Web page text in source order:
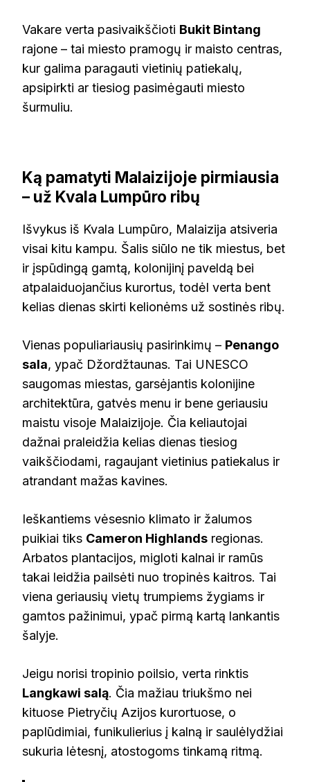
Vakare verta pasivaikščioti Bukit Bintang
rajone – tai miesto pramogų ir maisto centras,
kur galima paragauti vietinių patiekalų,
apsipirkti ar tiesiog pasimėgauti miesto
šurmuliu.
Ką pamatyti Malaizijoje pirmiausia
– už Kvala Lumpūro ribų
Išvykus iš Kvala Lumpūro, Malaizija atsiveria
visai kitu kampu. Šalis siūlo ne tik miestus, bet
ir įspūdingą gamtą, kolonijinį paveldą bei
atpalaiduojančius kurortus, todėl verta bent
kelias dienas skirti kelionėms už sostinės ribų.
Vienas populiariausių pasirinkimų – Penango
sala, ypač Džordžtaunas. Tai UNESCO
saugomas miestas, garsėjantis kolonijine
architektūra, gatvės menu ir bene geriausiu
maistu visoje Malaizijoje. Čia keliautojai
dažnai praleidžia kelias dienas tiesiog
vaikščiodami, ragaujant vietinius patiekalus ir
atrandant mažas kavines.
Ieškantiems vėsesnio klimato ir žalumos
puikiai tiks Cameron Highlands regionas.
Arbatos plantacijos, migloti kalnai ir ramūs
takai leidžia pailsėti nuo tropinės kaitros. Tai
viena geriausių vietų trumpiems žygiams ir
gamtos pažinimui, ypač pirmą kartą lankantis
šalyje.
Jeigu norisi tropinio poilsio, verta rinktis
Langkawi salą. Čia mažiau triukšmo nei
kituose Pietryčių Azijos kurortuose, o
paplūdimiai, funikulierius į kalną ir saulėlydžiai
sukuria lėtesnį, atostogoms tinkamą ritmą.